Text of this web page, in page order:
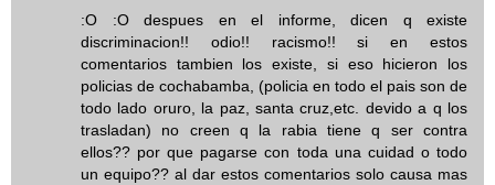
:O :O despues en el informe, dicen q existe
discriminacion!! odio!! racismo!! si en estos
comentarios tambien los existe, si eso hicieron los
policias de cochabamba, (policia en todo el pais son de
todo lado oruro, la paz, santa cruz,etc. devido a q los
trasladan) no creen q la rabia tiene q ser contra
ellos?? por que pagarse con toda una cuidad o todo
un equipo?? al dar estos comentarios solo causa mas